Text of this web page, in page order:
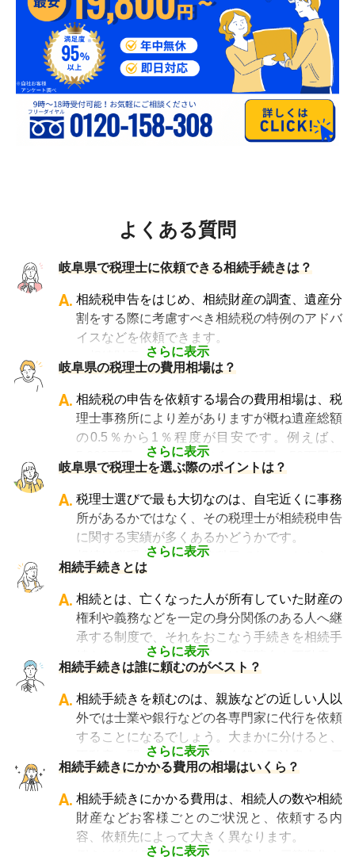
よくある質問
岐阜県で税理士に依頼できる相続手続きは？
さらに表示
A. 相続税申告をはじめ、相続財産の調査、遺産分
割をする際に考慮すべき相続税の特例のアドバ
イスなどを依頼できます。
・相続財産の調査
・特例等を適用した申告の遺産分割協議書の作
成
・相続税の申告や準確定申告
岐阜県の税理士の費用相場は？
さらに表示
A. 相続税の申告を依頼する場合の費用相場は、税
理士事務所により差がありますが概ね遺産総額
の0.5％から1％程度が目安です。例えば、
5,000万円の遺産であれば、25万円～50万円程
度が目安となります。
相談料については、初回のみ無料・30分以内
無料・30分から1時間あたり数千円の費用がか
かる、などさまざまです。
なお相続税の申告期限ギリギリに依頼をする
と、特急料金が上乗せされるため、注意が必要
です。
「相続費用見積ガイド」では、 相続税申告に強
い税理士に、無料で一括見積依頼が可能です 。
ご自身の状況ではいくら費用がかかるのか、ま
ずは見積を取り寄せてみましょう。
岐阜県で税理士を選ぶ際のポイントは？
さらに表示
A. 税理士選びで最も大切なのは、自宅近くに事務
所があるかではなく、その税理士が相続税申告
に関する実績が多くあるかどうかです。
相続は税理士試験の必修科目でないことから、
資格試験を取る時に選択していない税理士にと
っては全くの専門外となります。
そのため相続税を専門に扱う税理士事務所や、
相続税申告の経験が豊富な税理士事務所を選ぶ
ことが、節税の面でもスムーズな手続きの面で
も大変重要になります。
なお、自宅から離れた場所にある事務所であっ
ても、相続税申告の対応は可能です。
「相続費用見積ガイド」では、相続税申告に強
い税理士を多数掲載しており、無料で一括見積
依頼が可能です。ぜひご利用ください。
相続手続きとは
さらに表示
A. 相続とは、亡くなった人が所有していた財産の
権利や義務などを一定の身分関係のある人へ継
承する制度で、それをおこなう手続きを相続手
続きといいます。具体的には預貯金や不動産、
借金なども含めた亡くなった人の財産を配偶者
や子どもなどの相続人に引き継ぐ手続きのこと
です。相続手続きが大変と言われるのは、その
複雑さや手続きの多さにあります。加えて役所
や銀行などに出向くことも多いことから時間も
手間もかかります。専門家に任せればそういっ
た煩わしさを大幅に減らすことができます。
相続手続きは誰に頼むのがベスト？
さらに表示
A. 相続手続きを頼むのは、親族などの近しい人以
外では士業や銀行などの各専門家に代行を依頼
することになるでしょう。大まかに分けると、
不動産に関する相続手続き全般は司法書士、戸
籍謄本の収集、預貯金口座・車などの名義変更
手続きを任せたい場合は行政書士、相続税申告
や節税対策の検討は税理士、相続人の間で争い
やトラブルになっている場合は弁護士というよ
うに状況別に頼むのがベストです。
相続手続きにかかる費用の相場はいくら？
さらに表示
A. 相続手続きにかかる費用は、相続人の数や相続
財産などお客様ごとのご状況と、依頼する内
容、依頼先によって大きく異なります。
例えば参考価格として、行政書士に戸籍収集を